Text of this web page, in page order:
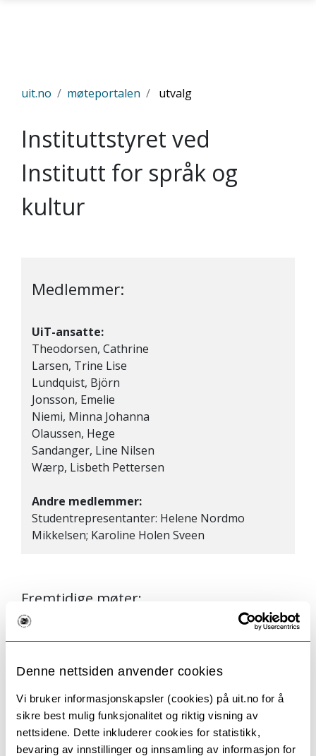
Denne nettsiden anvender cookies
Vi bruker informasjonskapsler (cookies) på uit.no for å
sikre best mulig funksjonalitet og riktig visning av
nettsidene. Dette inkluderer cookies for statistikk,
bevaring av innstillinger og innsamling av informasjon for
Gå til hovedinnhold
uit.no møteportalen utvalg
Instituttstyret ved
Institutt for språk og
kultur
Medlemmer:
UiT-ansatte:
Theodorsen, Cathrine
Larsen, Trine Lise
Lundquist, Björn
Jonsson, Emelie
Niemi, Minna Johanna
Olaussen, Hege
Sandanger, Line Nilsen
Wærp, Lisbeth Pettersen
Andre medlemmer:
Studentrepresentanter: Helene Nordmo
Mikkelsen; Karoline Holen Sveen
Fremtidige møter:
2024
Mandag 17. juni
Mandag 19. februar